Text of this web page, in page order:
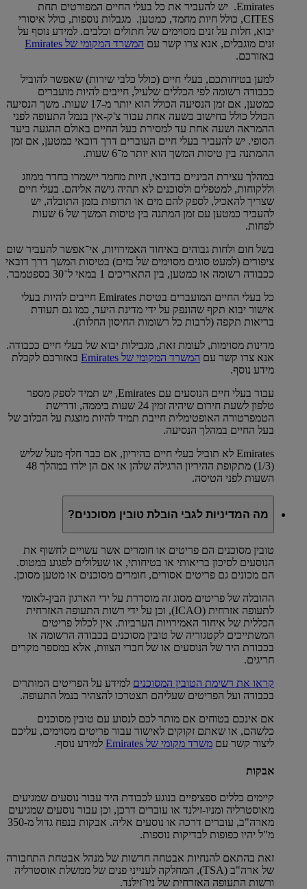
Emirates. יש להעביר את כל בעלי החיים המפורטים תחת
CITES, כולל חיות מחמד, כמטען. מגבלות נוספות, כולל איסורי
יבוא, חלות על זנים מסוימים של חתולים וכלבים. למידע נוסף על
זנים מוגבלים, אנא צרו קשר עם המשרד המקומי של Emirates
באזורכם.
למען בטיחותכם, בעלי חיים (כולל כלבי שירות) שאפשר להוביל
ככבודה רשומה לפי הכללים שלעיל, חייבים להיות מועברים
כמטען, אם זמן הנסיעה הכולל הוא יותר מ-17 שעות. משך הנסיעה
הכולל כולל בחישוב כשעה אחת עבור צ'ק-אין בנמל התעופה לפני
ההמראה ושעה אחת עד למסירת בעל החיים באולם ההגעה ביעד
הסופי. יש להעביר בעלי חיים העוברים דרך דובאי כמטען, אם זמן
ההמתנה בין טיסות המשך הוא יותר מ־6 שעות.
במהלך עצירת הביניים בדובאי, חיות מחמד יישמרו בחדר ממוזג
וללקוחות, למטפלים ולסוכנים לא תהיה גישה אליהם. בעלי חיים
שצריך להאכיל, לספק להם מים או תרופות בזמן התובלה, יש
להעביר כמטען עם זמן המתנה בין טיסות המשך של 6 שעות
לפחות.
בשל חום ולחות גבוהים באיחוד האמירויות, אי־אפשר להעביר שום
ציפורים (למעט סוגים מסוימים של בזים) בטיסות המשך דרך דובאי
ככבודה רשומה או כמטען, בין התאריכים 1 במאי ל־30 בספטמבר.
כל בעלי החיים המועברים בטיסת Emirates חייבים להיות בעלי
אישור יבוא תקף שהונפק על ידי מדינת היעד, כמו גם תעודת
בריאות תקפה (לרבות כל רשומות החיסון החלות).
מדינות מסוימות, לעומת זאת, מגבילות יבוא ​של בעלי חיים ככבודה.
אנא צרו קשר עם המשרד המקומי של Emirates
באזורכם לקבלת
מידע נוסף.
עבור בעלי חיים הנוסעים עם Emirates, יש תמיד לספק מספר
טלפון לשעת חירום שיהיה זמין 24 שעות ביממה, ודרישת
הטמפרטורה האופטימלית חייבת תמיד להיות מוצגת על הכלוב של
בעל החיים במהלך הנסיעה.
Emirates לא תוביל בעלי חיים בהיריון, אם כבר חלף מעל שליש
(1/3) מתקופת ההיריון הרגילה שלהן או אם הן ילדו במהלך 48
השעות לפני הטיסה.
מה המדיניות לגבי הובלת טובין מסוכנים?
טובין מסוכנים הם פריטים או חומרים אשר עשויים לחשוף את
הנוסעים לסיכון בריאותי או בטיחותי, או שעלולים לפגוע במטוס.
הם מכונים גם פריטים אסורים, חומרים מסוכנים או מטען מסוכן.
ההובלה של פריטים מסוג זה מוסדרת על ידי הארגון הבין-לאומי
לתעופה אזרחית (ICAO), וכן על ידי רשות התעופה האזרחית
הכללית של איחוד האמירויות הערביות. אין לכלול פריטים
המשתייכים לקטגוריה של טובין מסוכנים בכבודה הרשומה או
בכבודת היד של הנוסעים או של חברי הצוות, אלא במספר מקרים
חריגים.
קראו את רשימת הטובין המסוכנים למידע על הפריטים המותרים
בכבודה ועל הפריטים שעליהם תצטרכו להצהיר בנמל התעופה.
אם אינכם בטוחים אם מותר לכם לנסוע עם טובין מסוכנים
כלשהם, או שאתם זקוקים לאישור עבור פריטים מסוימים, עליכם
ליצור קשר עם משרד מקומי של Emirates למידע נוסף.
אבקות
קיימים כללים ספציפיים בנוגע לכבודת היד עבור נוסעים שמגיעים
מאוסטרליה ומניו-זילנד או עוברים דרכן, וכן עבור נוסעים שמגיעים
מארה"ב, עוברים דרכה או נוסעים אליה. אבקות בנפח גדול מ-350
מ"ל יהיו כפופות לבדיקות נוספות.
זאת בהתאם להנחיות אבטחה חדשות של מנהל אבטחת התחבורה
של ארה"ב (TSA), המחלקה לענייני פנים של ממשלת אוסטרליה
ורשות התעופה האזרחית של ניו־זילנד.